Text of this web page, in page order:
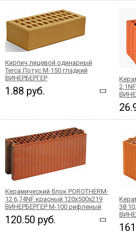
Кирпич лицевой одинарный
Terca Лотус М-150 гладкий
ВИНЕРБЕРГЕР
1.88 руб.
Керамический блок POROTHERM-
12 6,74NF красный 120x500x219
ВИНЕРБЕРГЕР М-100 рифленый
120.50 руб.
38